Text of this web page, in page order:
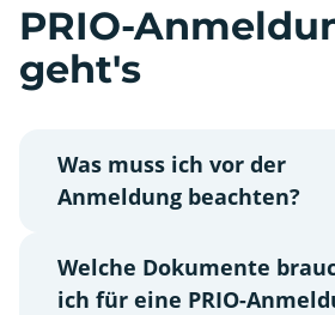
PRIO-
geht's
Was muss ich vor der
Anmeldung beachten?
Welche Dokumente
ich für eine PRIO-